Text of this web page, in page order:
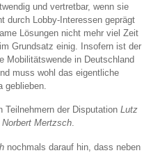
und vertretbar, wenn sie
durch Lobby-Interessen geprägt
Lösungen nicht mehr viel Zeit
Grundsatz einig. Insofern ist der
Mobilitätswende in Deutschland
muss wohl das eigentliche
geblieben.
Teilnehmern der DisputationLutz
Norbert Mertzsch.
nochmals darauf hin, dass neben